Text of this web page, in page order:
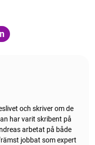
och skriver om de
har varit skribent på
arbetat på både
jobbat som expert